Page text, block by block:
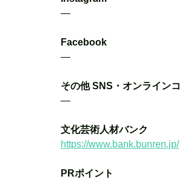
―
Facebook
―
その他 SNS・オンライン
―
文化芸術人材バンク
https://www.bank.bunren.jp/
PRポイント